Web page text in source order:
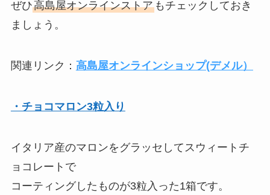
ぜひ高島屋オンラインストアもチェックしておき
ましょう。
関連リンク： 高島屋オンラインショップ(デメル）
・チョコマロン3粒入り
イタリア産のマロンをグラッセしてスウィートチ
ョコレートで
コーティングしたものが3粒入った1箱です。